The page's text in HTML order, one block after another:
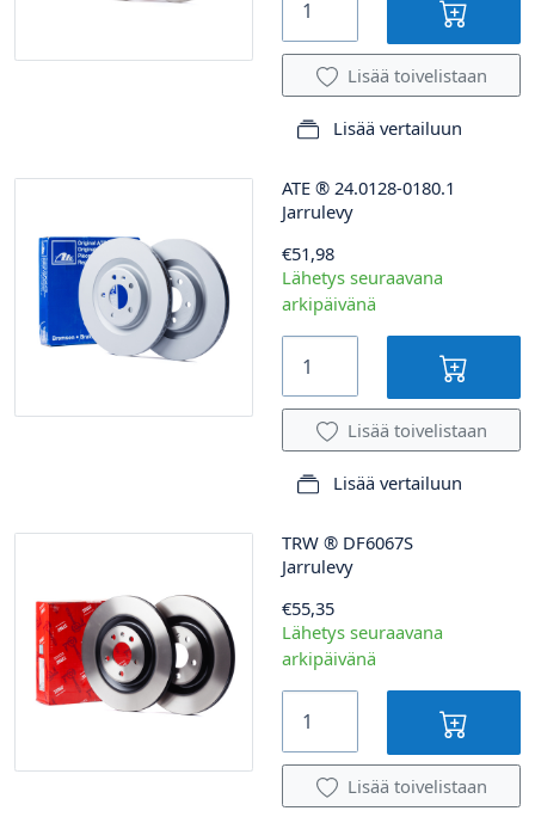
Lisää toivelistaan
Lisää vertailuun
ATE ® 24.0128-0180.1
Jarrulevy
€51,98
Lähetys seuraavana
arkipäivänä
Lisää toivelistaan
Lisää vertailuun
TRW ® DF6067S
Jarrulevy
€55,35
Lähetys seuraavana
arkipäivänä
Lisää toivelistaan